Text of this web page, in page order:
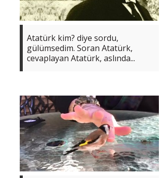
Atatürk kim? diye sordu,
gülümsedim. Soran Atatürk,
cevaplayan Atatürk, aslında...